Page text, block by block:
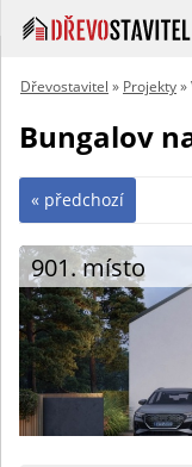
Dřevostavitel » Projekty»
Bungalov
« předchozí
901. místo